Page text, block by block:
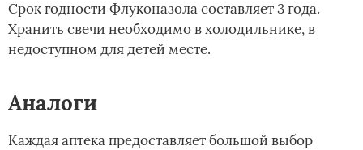
Срок годности Флуконазола составляет 3 года.
Хранить свечи необходимо в холодильнике, в
недоступном для детей месте.
Аналоги
Каждая аптека предоставляет большой выбор